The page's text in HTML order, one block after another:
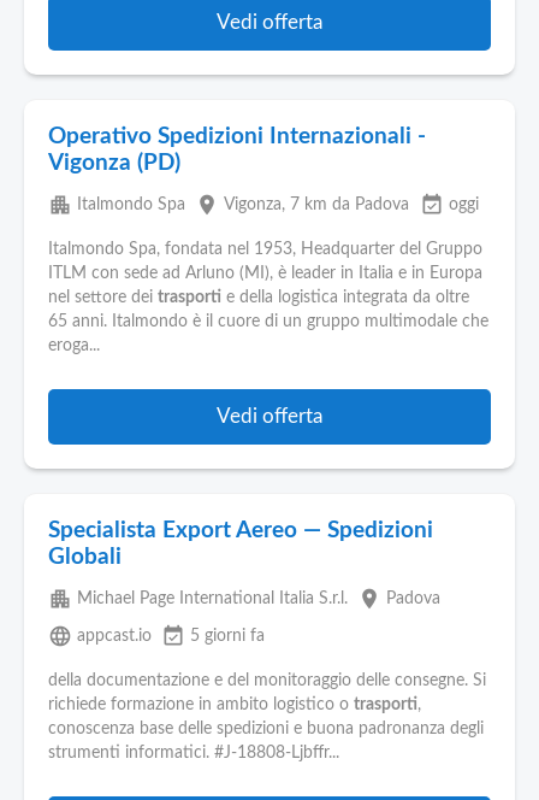
Vedi offerta
Operativo Spedizioni Internazionali -
Vigonza (PD)
apartment Italmondo Spa place Vigonza, 7 km da Padova event_available oggi
Italmondo Spa, fondata nel 1953, Headquarter del Gruppo
ITLM con sede ad Arluno (MI), è leader in Italia e in Europa
nel settore dei trasporti e della logistica integrata da oltre
65 anni. Italmondo è il cuore di un gruppo multimodale che
eroga...
Vedi offerta
Specialista Export Aereo — Spedizioni
Globali
apartment Michael Page International Italia S.r.l. place Padova
language appcast.io event_available 5 giorni fa
della documentazione e del monitoraggio delle consegne. Si
richiede formazione in ambito logistico o trasporti,
conoscenza base delle spedizioni e buona padronanza degli
strumenti informatici. #J-18808-Ljbffr...